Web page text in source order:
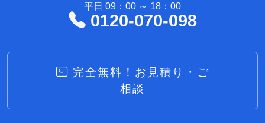
平日 09：00 ～ 18：00
0120-070-098
完全無料！お見積り・ご
相談